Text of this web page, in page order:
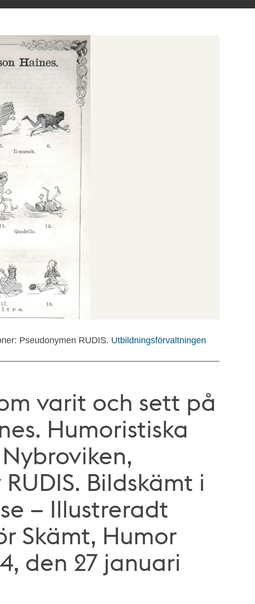
Pseudonymen RUDIS. Utbildningsförvaltningen
varit och sett på
Humoristiska
Bildskämt i
– Illustreradt
Skämt, Humor
den 27 januari